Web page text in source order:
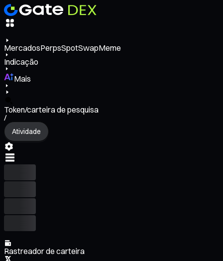
MercadosPerpsSpotSwapMeme
Indicação
Mais
Token/carteira de pesquisa
/
Atividade
Rastreador de carteira